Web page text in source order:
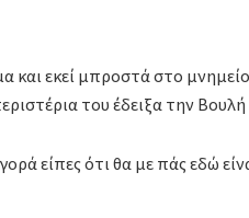
και εκεί μπροστά στο
του έδειξα την Βουλή
είπες ότι θα με πάς εδώ